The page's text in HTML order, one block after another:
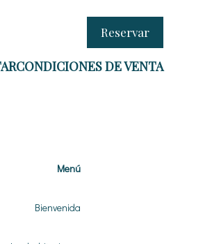
Reservar
CONDICIONES DE VENTA
1bf7c4dc6a241241.js)
Menú
Bienvenida